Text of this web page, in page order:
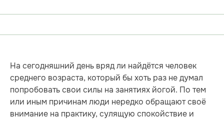
На сегодняшний день вряд ли найдётся человек
среднего возраста, который бы хоть раз не думал
попробовать свои силы на занятиях йогой. По тем
или иным причинам люди нередко обращают своё
внимание на практику, сулящую спокойствие и